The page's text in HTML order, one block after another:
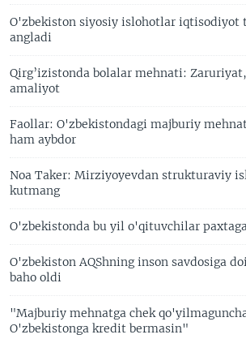
O'zbekiston siyosiy islohotlar iqtisodiyot
angladi
Qirg’izistonda bolalar mehnati:
amaliyot
Faollar: O'zbekistondagi majburiy
ham aybdor
Noa Taker: Mirziyoyevdan strukturaviy
kutmang
O'zbekistonda bu yil o'qituvchilar
O'zbekiston AQShning inson savdosiga
baho oldi
"Majburiy mehnatga chek
O'zbekistonga kredit bermasin"